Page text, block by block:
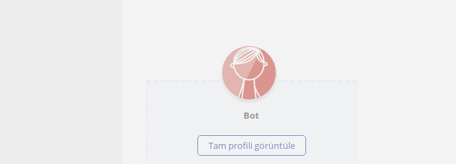
Bot
Tam profili görüntüle